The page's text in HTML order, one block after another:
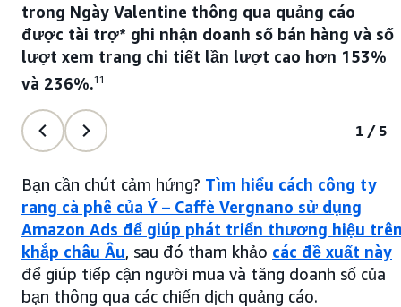
trong Ngày Valentine thông qua quảng cáo
được tài trợ* ghi nhận doanh số bán hàng và số
lượt xem trang chi tiết lần lượt cao hơn 153%
và 236%.11
1/5
Bạn cần chút cảm hứng? Tìm hiểu cách công ty
rang cà phê của Ý – Caffè Vergnano sử dụng
Amazon Ads để giúp phát triển thương hiệu
khắp châu Âu, sau đó tham khảo các đề xuất này
để giúp tiếp cận người mua và tăng doanh số của
bạn thông qua các chiến dịch quảng cáo.